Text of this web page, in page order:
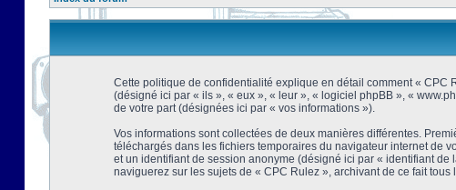
Cette politique de confidentialité explique en détail comment « CPC
(désigné ici par « ils », « eux », « leur », « logiciel phpBB », «
de votre part (désignées ici par « vos informations »).
Vos informations sont collectées de deux manières différentes.
téléchargés dans les fichiers temporaires du navigateur internet de
et un identifiant de session anonyme (désigné ici par « identifiant
naviguerez sur les sujets de « CPC Rulez », archivant de ce fait